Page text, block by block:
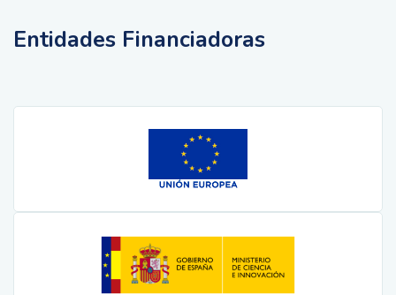
Entidades Financiadoras